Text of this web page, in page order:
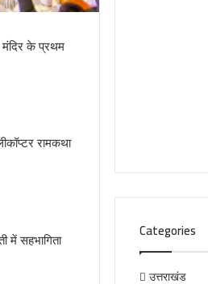
मंदिर के प्रथम
रामकथा
में सहभागिता
Categories
उत्तराखंड